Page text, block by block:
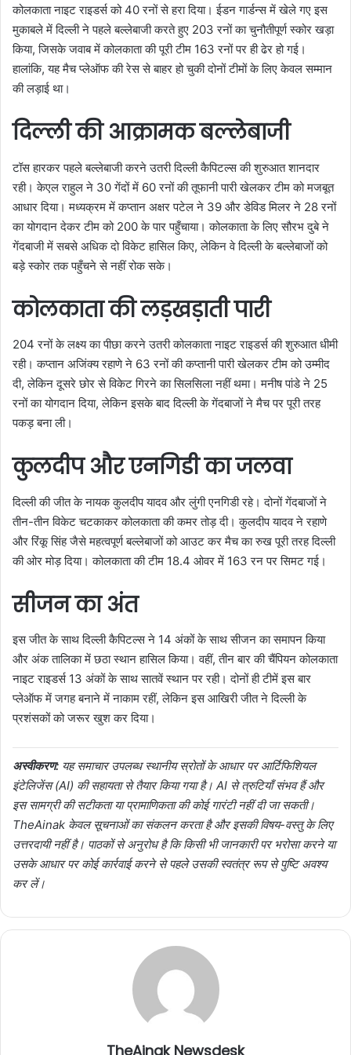
कोलकाता नाइट राइडर्स को 40 रनों से हरा दिया। ईडन गार्डन्स में खेले गए इस
मुकाबले में दिल्ली ने पहले बल्लेबाजी करते हुए 203 रनों का चुनौतीपूर्ण स्कोर खड़ा
किया, जिसके जवाब में कोलकाता की पूरी टीम 163 रनों पर ही ढेर हो गई।
हालांकि, यह मैच प्लेऑफ की रेस से बाहर हो चुकी दोनों टीमों के लिए केवल सम्मान
की लड़ाई था।
दिल्ली की आक्रामक बल्लेबाजी
टॉस हारकर पहले बल्लेबाजी करने उतरी दिल्ली कैपिटल्स की शुरुआत शानदार
रही। केएल राहुल ने 30 गेंदों में 60 रनों की तूफानी पारी खेलकर टीम को मजबूत
आधार दिया। मध्यक्रम में कप्तान अक्षर पटेल ने 39 और डेविड मिलर ने 28 रनों
का योगदान देकर टीम को 200 के पार पहुँचाया। कोलकाता के लिए सौरभ दुबे ने
गेंदबाजी में सबसे अधिक दो विकेट हासिल किए, लेकिन वे दिल्ली के बल्लेबाजों को
बड़े स्कोर तक पहुँचने से नहीं रोक सके।
कोलकाता की लड़खड़ाती पारी
204 रनों के लक्ष्य का पीछा करने उतरी कोलकाता नाइट राइडर्स की शुरुआत धीमी
रही। कप्तान अजिंक्य रहाणे ने 63 रनों की कप्तानी पारी खेलकर टीम को उम्मीद
दी, लेकिन दूसरे छोर से विकेट गिरने का सिलसिला नहीं थमा। मनीष पांडे ने 25
रनों का योगदान दिया, लेकिन इसके बाद दिल्ली के गेंदबाजों ने मैच पर पूरी तरह
पकड़ बना ली।
कुलदीप और एनगिडी का जलवा
दिल्ली की जीत के नायक कुलदीप यादव और लुंगी एनगिडी रहे। दोनों गेंदबाजों ने
तीन-तीन विकेट चटकाकर कोलकाता की कमर तोड़ दी। कुलदीप यादव ने रहाणे
और रिंकू सिंह जैसे महत्वपूर्ण बल्लेबाजों को आउट कर मैच का रुख पूरी तरह दिल्ली
की ओर मोड़ दिया। कोलकाता की टीम 18.4 ओवर में 163 रन पर सिमट गई।
सीजन का अंत
इस जीत के साथ दिल्ली कैपिटल्स ने 14 अंकों के साथ सीजन का समापन किया
और अंक तालिका में छठा स्थान हासिल किया। वहीं, तीन बार की चैंपियन कोलकाता
नाइट राइडर्स 13 अंकों के साथ सातवें स्थान पर रही। दोनों ही टीमें इस बार
प्लेऑफ में जगह बनाने में नाकाम रहीं, लेकिन इस आखिरी जीत ने दिल्ली के
प्रशंसकों को जरूर खुश कर दिया।
अस्वीकरण: यह समाचार उपलब्ध स्थानीय स्रोतों के आधार पर आर्टिफिशियल
इंटेलिजेंस (AI) की सहायता से तैयार किया गया है। AI से त्रुटियाँ संभव हैं और
इस सामग्री की सटीकता या प्रामाणिकता की कोई गारंटी नहीं दी जा सकती।
TheAinak केवल सूचनाओं का संकलन करता है और इसकी विषय-वस्तु के लिए
उत्तरदायी नहीं है। पाठकों से अनुरोध है कि किसी भी जानकारी पर भरोसा करने या
उसके आधार पर कोई कार्रवाई करने से पहले उसकी स्वतंत्र रूप से पुष्टि अवश्य
कर लें।
TheAinak Newsdesk